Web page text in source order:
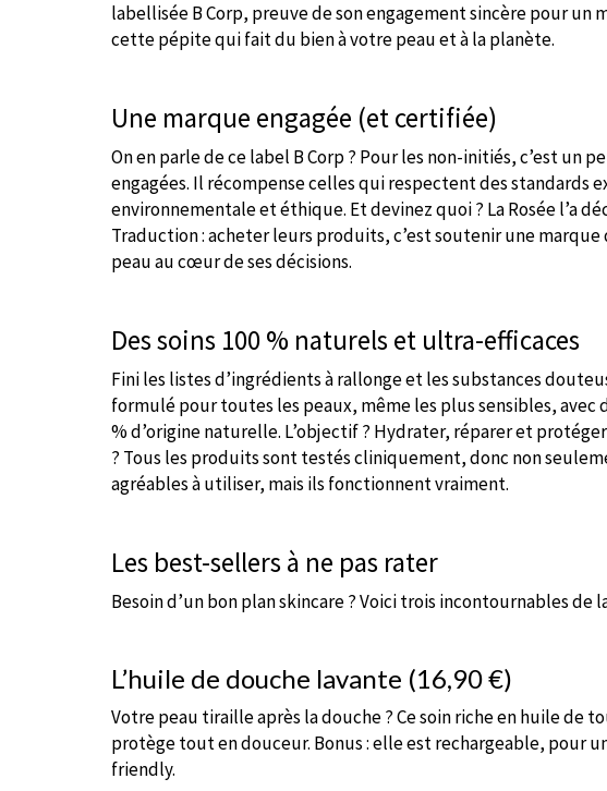
labellisée B Corp, preuve de son engagement sincère pour un
cette pépite qui fait du bien à votre peau et à la planète.
Une marque engagée (et certifiée)
On en parle de ce label B Corp ? Pour les non-initiés, c’est un
engagées. Il récompense celles qui respectent des standards
environnementale et éthique. Et devinez quoi ? La Rosée l’a
Traduction : acheter leurs produits, c’est soutenir une
peau au cœur de ses décisions.
Des soins 100 % naturels et ultra-efficaces
Fini les listes d’ingrédients à rallonge et les substances
formulé pour toutes les peaux, même les plus sensibles, avec
% d’origine naturelle. L’objectif ? Hydrater, réparer et
? Tous les produits sont testés cliniquement, donc non
agréables à utiliser, mais ils fonctionnent vraiment.
Les best-sellers à ne pas rater
Besoin d’un bon plan skincare ? Voici trois incontournables de
L’huile de douche lavante (16,90 €)
Votre peau tiraille après la douche ? Ce soin riche en huile de
protège tout en douceur. Bonus : elle est rechargeable, pour
friendly.